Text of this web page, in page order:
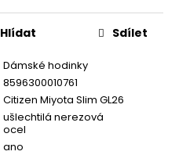
Dámské hodinky
8596300010761
Citizen Miyota Slim GL26
ušlechtilá nerezová
ocel
ano
Hlídat Sdílet